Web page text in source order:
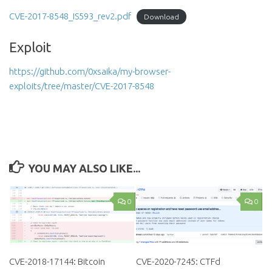
CVE-2017-8548_IS593_rev2.pdf Download
Exploit
https://github.com/0xsaika/my-browser-
exploits/tree/master/CVE-2017-8548
YOU MAY ALSO LIKE...
0
CVE-2018-17144: Bitcoin
0
CVE-2020-7245: CTFd